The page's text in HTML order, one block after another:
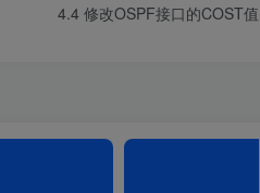
4.4 修改OSPF接口的COST值